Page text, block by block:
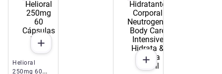
Helioral
250mg 60